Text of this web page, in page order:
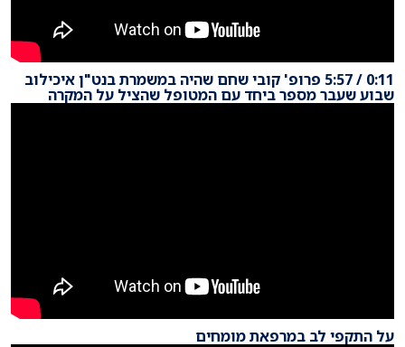
0:11 / 5:57 פרופ' קובי שחם שהיה במשמרת בנט"ן איכילוב
שבוע שעבר מספר ביחד עם המטופל שהציל על המקרה
על התקפי לב במרפאת מומחים